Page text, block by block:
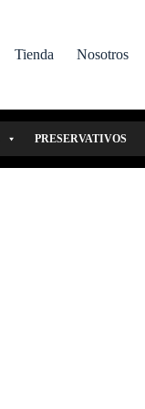
Tienda Nosotros
PRESERVATIVOS